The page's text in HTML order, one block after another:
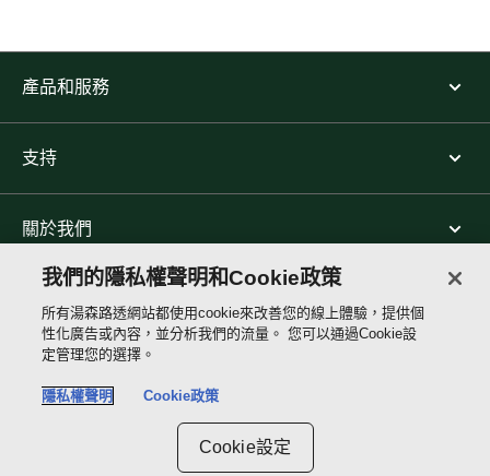
產品和服務
支持
關於我們
REUTERS
我們的隱私權聲明和Cookie政策
所有湯森路透網站都使用cookie來改善您的線上體驗，提供個
性化廣告或內容，並分析我們的流量。 您可以通過Cookie設
定管理您的選擇。
隱私權聲明 Cookie政策
Cookie設定